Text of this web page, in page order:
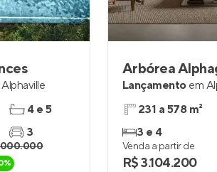
Alphaville
4 e 5
3
Arbórea
Lançamento em
231 a 578 m²
3 e 4
Venda a partir de
R$ 3.104.200